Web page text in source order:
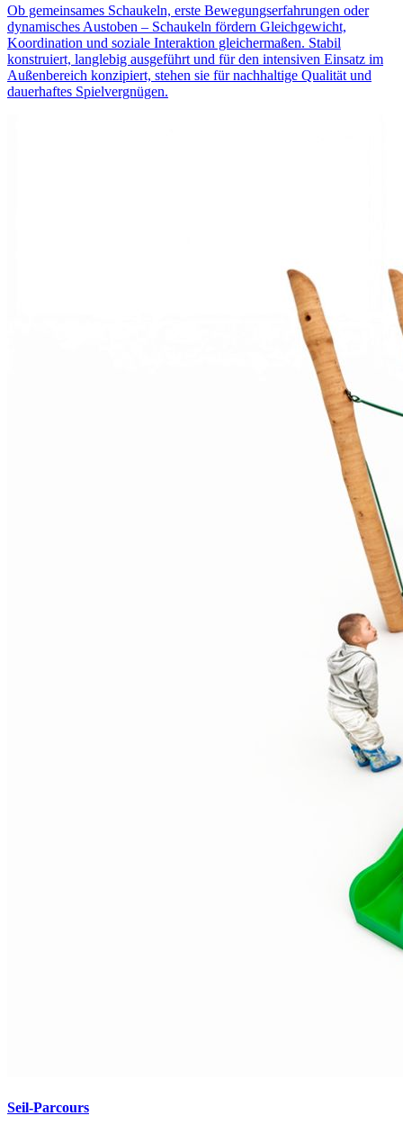
Ob gemeinsames Schaukeln, erste Bewegungserfahrungen oder
dynamisches Austoben – Schaukeln fördern Gleichgewicht,
Koordination und soziale Interaktion gleichermaßen. Stabil
konstruiert, langlebig ausgeführt und für den intensiven Einsatz im
Außenbereich konzipiert, stehen sie für nachhaltige Qualität und
dauerhaftes Spielvergnügen.
Seil-Parcours